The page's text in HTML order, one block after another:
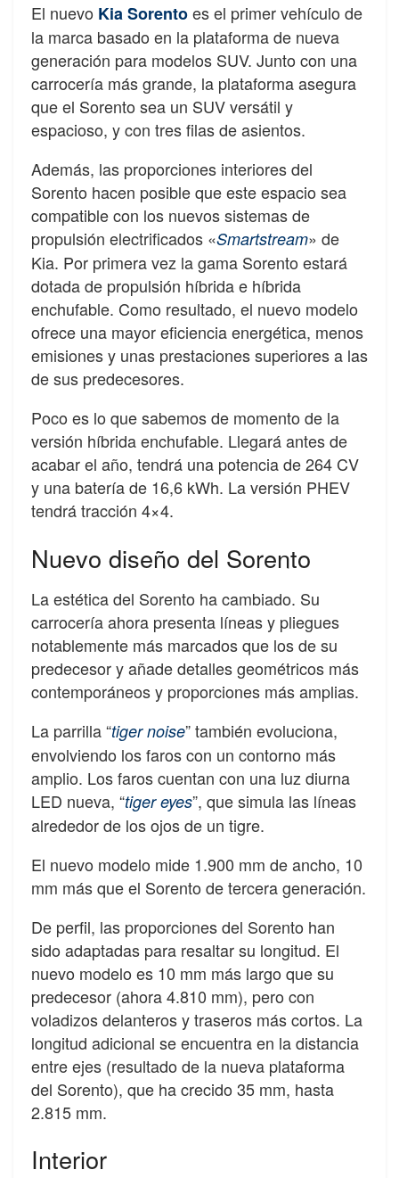
El nuevo Kia Sorentoes el primer vehículo de
la marca basado en la plataforma de nueva
generación para modelos SUV. Junto con una
carrocería más grande, la plataforma asegura
que el Sorento sea un SUV versátil y
espacioso, y con tres filas de asientos.
Además, las proporciones interiores del
Sorento hacen posible que este espacio sea
compatible con los nuevos sistemas de
propulsión electrificados «Smartstream» de
Kia. Por primera vez la gama Sorento estará
dotada de propulsión híbrida e híbrida
enchufable. Como resultado, el nuevo modelo
ofrece una mayor eficiencia energética, menos
emisiones y unas prestaciones superiores a las
de sus predecesores.
Poco es lo que sabemos de momento de la
versión híbrida enchufable. Llegará antes de
acabar el año, tendrá una potencia de 264 CV
y una batería de 16,6 kWh. La versión PHEV
tendrá tracción 4×4.
Nuevo diseño del Sorento
La estética del Sorento ha cambiado. Su
carrocería ahora presenta líneas y pliegues
notablemente más marcados que los de su
predecesor y añade detalles geométricos más
contemporáneos y proporciones más amplias.
La parrilla “tiger noise” también evoluciona,
envolviendo los faros con un contorno más
amplio. Los faros cuentan con una luz diurna
LED nueva, “tiger eyes”, que simula las líneas
alrededor de los ojos de un tigre.
El nuevo modelo mide 1.900 mm de ancho, 10
mm más que el Sorento de tercera generación.
De perfil, las proporciones del Sorento han
sido adaptadas para resaltar su longitud. El
nuevo modelo es 10 mm más largo que su
predecesor (ahora 4.810 mm), pero con
voladizos delanteros y traseros más cortos. La
longitud adicional se encuentra en la distancia
entre ejes (resultado de la nueva plataforma
del Sorento), que ha crecido 35 mm, hasta
2.815 mm.
Interior